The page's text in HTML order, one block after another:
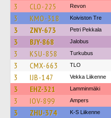
3 CLO-225 Revon
3 KMO-318 Koiviston Tre
3 ZNY-673 Petri Pekkala
3 BJY-868 Jalobus
3 KSU-858 Turkubus
3 CMX-663 TLO
3 IJB-147 Vekka Liikenne
3 EHZ-321 Lamminmäki
3 IOV-899 Ampers
3 ZHU-374 K-S Liikenne